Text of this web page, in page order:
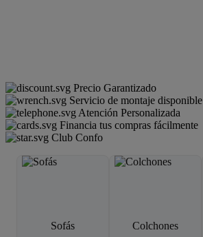
Precio Garantizado
Servicio de montaje disponible
Atención Personalizada
Financia tus compras fácilmente
Club Confo
Sofás Colchones